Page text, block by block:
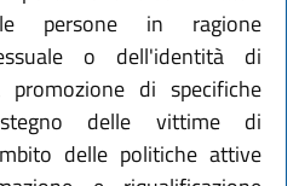
persone in ragione
o dell'identità di
di specifiche
delle vittime di
delle politiche attive